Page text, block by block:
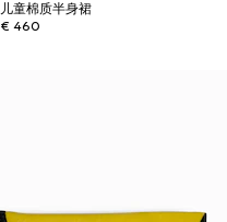
儿童棉质半身裙
€ 460